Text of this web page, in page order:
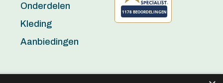
Onderdelen
Kleding
Aanbiedingen